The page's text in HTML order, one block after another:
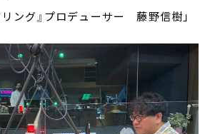
ング』プロデューサー 藤野信樹」